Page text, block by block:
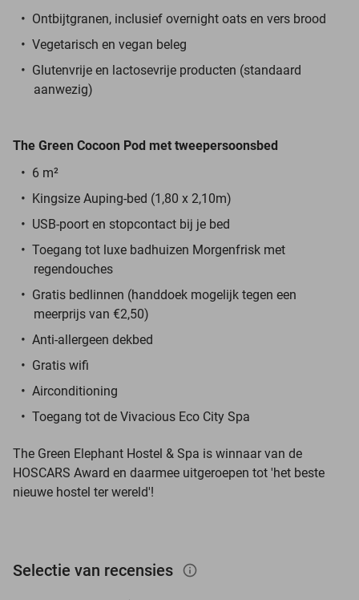
Ontbijtgranen, inclusief overnight oats en vers brood
Vegetarisch en vegan beleg
Glutenvrije en lactosevrije producten (standaard
aanwezig)
The Green Cocoon Pod met tweepersoonsbed
6 m²
Kingsize Auping-bed (1,80 x 2,10m)
USB-poort en stopcontact bij je bed
Toegang tot luxe badhuizen Morgenfrisk met
regendouches
Gratis bedlinnen (handdoek mogelijk tegen een
meerprijs van €2,50)
Anti-allergeen dekbed
Gratis wifi
Airconditioning
Toegang tot de Vivacious Eco City Spa
The Green Elephant Hostel & Spa is winnaar van de
HOSCARS Award en daarmee uitgeroepen tot 'het beste
nieuwe hostel ter wereld'!
Selectie van recensies info_outlined